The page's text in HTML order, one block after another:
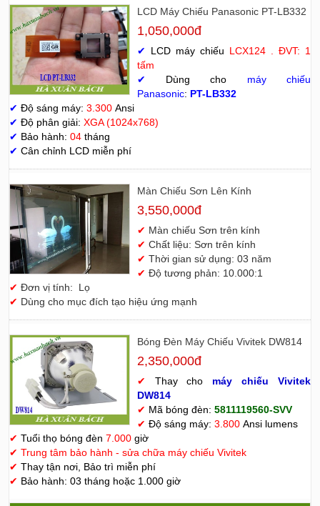
LCD Máy Chiếu Panasonic PT-LB332
1,050,000đ
✔ LCD máy chiếu LCX124 . ĐVT: 1
tấm
✔
Dùng cho máy chiếu
Panasonic: PT-LB332
✔ Độ sáng máy: 3.300 Ansi
✔ Độ phân giải: XGA (1024x768)
✔ Bảo hành: 04 tháng
✔ Cân chỉnh LCD miễn phí
Màn Chiếu Sơn Lên Kính
3,550,000đ
✔ Màn chiếu Sơn trên kính
✔ Chất liệu: Sơn trên kính
✔ Thời gian sử dụng: 03 năm
✔ Độ tương phản: 10.000:1
✔ Đơn vị tính: Lọ
✔ Dùng cho mục đích tạo hiệu ứng mạnh
Bóng Đèn Máy Chiếu Vivitek DW814
2,350,000đ
✔ Thay cho máy chiếu Vivitek
DW814
✔ Mã bóng đèn: 5811119560-SVV
✔ Độ sáng máy: 3.800Ansi lumens
✔ Tuổi thọ bóng đèn 7.000 giờ
✔ Trung tâm bảo hành - sửa chữa máy chiếu Vivitek
✔ Thay tận nơi, Bảo trì miễn phí
✔ Bảo hành: 03 tháng hoặc 1.000 giờ